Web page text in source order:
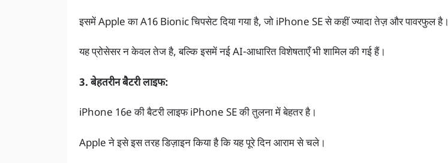
इसमें Apple का A16 Bionic चिपसेट दिया गया है, जो iPhone SE से कहीं ज्यादा तेज़ और पावरफुल है।
यह प्रोसेसर न केवल तेज है, बल्कि इसमें नई AI-आधारित विशेषताएँ भी शामिल की गई हैं।
3. बेहतरीन बैटरी लाइफ:
iPhone 16e की बैटरी लाइफ iPhone SE की तुलना में बेहतर है।
Apple ने इसे इस तरह डिज़ाइन किया है कि यह पूरे दिन आराम से चले।